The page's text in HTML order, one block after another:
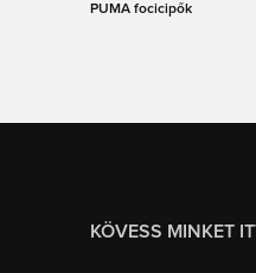
PUMA focicipők
KÖVESS MINKET